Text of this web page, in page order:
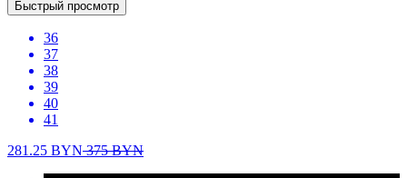
Быстрый просмотр
36
37
38
39
40
41
281.25 BYN375BYN